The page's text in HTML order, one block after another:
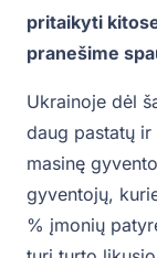
pritaikyti
pranešime
Ukrainoje dėl
daug pastatų ir
masinę
gyventojų,
% įmonių